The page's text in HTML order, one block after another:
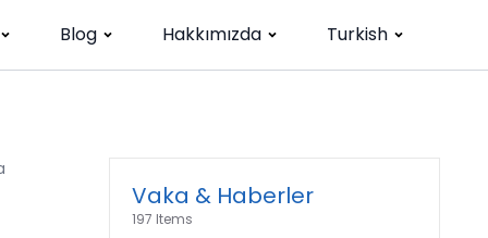
Blog Hakkımızda Turkish
Vaka & Haberler
197 Items